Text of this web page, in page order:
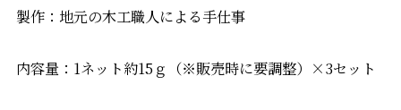
製作：地元の木工職人による手仕事
内容量：1ネット約15ｇ（※販売時に要調整）×3セット